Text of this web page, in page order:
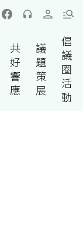
共
好
響
應
議
題
策
展
倡
議
圈
活
動